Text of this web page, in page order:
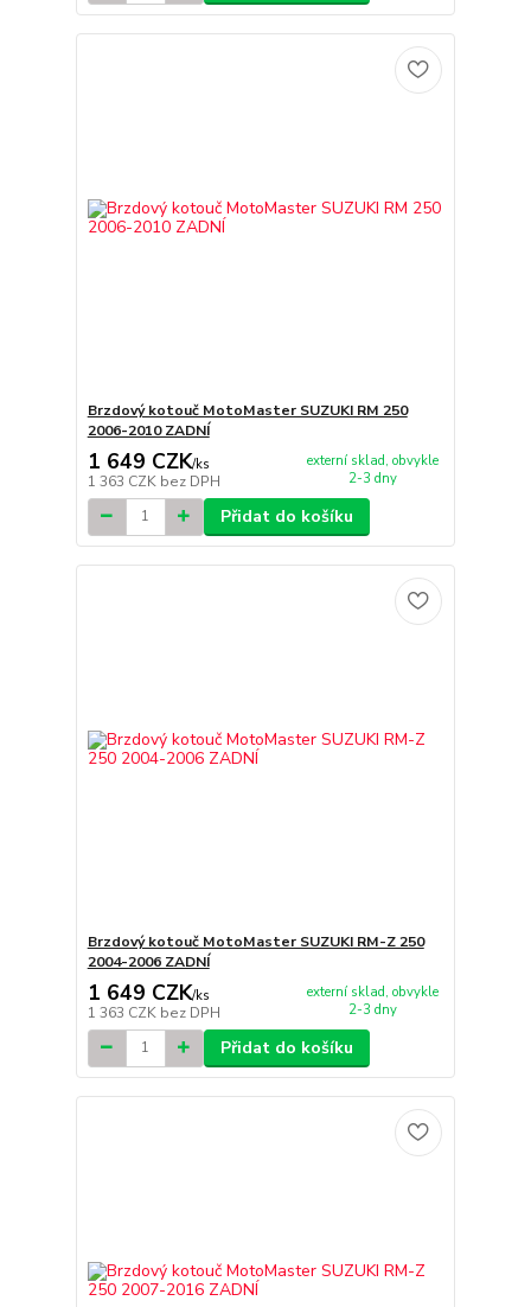
Brzdový kotouč MotoMaster SUZUKI RM 250
2006-2010 ZADNÍ
1 649 CZK/ks
1 363 CZK bez DPH
externí sklad, obvykle
2-3 dny
Přidat do košíku
Brzdový kotouč MotoMaster SUZUKI RM-Z 250
2004-2006 ZADNÍ
1 649 CZK/ks
1 363 CZK bez DPH
externí sklad, obvykle
2-3 dny
Přidat do košíku